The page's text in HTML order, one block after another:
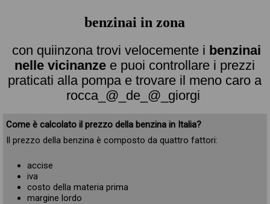
benzinai in zona
con quiinzona trovi velocemente i benzinai
nelle vicinanze e puoi controllare i prezzi
praticati alla pompa e trovare il meno caro a
rocca_@_de_@_giorgi
Come è calcolato il prezzo della benzina in Italia?
Il prezzo della benzina è composto da quattro fattori:
accise
iva
costo della materia prima
margine lordo